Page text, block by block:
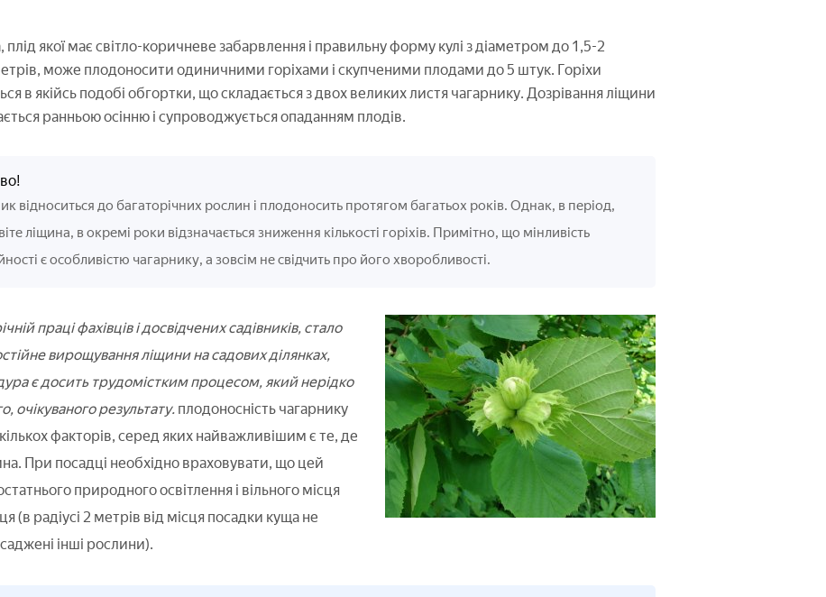
плід якої має світло-коричневе забарвлення і правильну форму кулі з діаметром до 1,5-2
може плодоносити одиничними горіхами і скупченими плодами до 5 штук. Горіхи
в якійсь подобі обгортки, що складається з двох великих листя чагарнику. Дозрівання ліщини
ранньою осінню і супроводжується опаданням плодів.
відноситься до багаторічних рослин і плодоносить протягом багатьох років. Однак, в період,
ліщина, в окремі роки відзначається зниження кількості горіхів. Примітно, що мінливість
є особливістю чагарнику, а зовсім не свідчить про його хворобливості.
праці фахівців і досвідчених садівників, стало
вирощування ліщини на садових ділянках,
є досить трудомістким процесом, який нерідко
очікуваного результату. плодоносність чагарнику
факторів, серед яких найважливішим є те, де
При посадці необхідно враховувати, що цей
природного освітлення і вільного місця
(в радіусі 2 метрів від місця посадки куща не
інші рослини).